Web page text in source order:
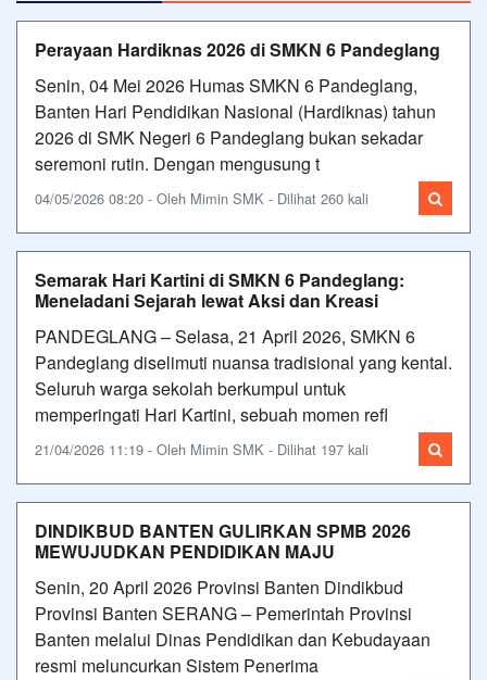
Perayaan Hardiknas 2026 di SMKN 6 Pandeglang
Senin, 04 Mei 2026 Humas SMKN 6 Pandeglang,
Banten Hari Pendidikan Nasional (Hardiknas) tahun
2026 di SMK Negeri 6 Pandeglang bukan sekadar
seremoni rutin. Dengan mengusung t
04/05/2026 08:20 - Oleh Mimin SMK - Dilihat 260 kali
Semarak Hari Kartini di SMKN 6 Pandeglang:
Meneladani Sejarah lewat Aksi dan Kreasi
PANDEGLANG – Selasa, 21 April 2026, SMKN 6
Pandeglang diselimuti nuansa tradisional yang kental.
Seluruh warga sekolah berkumpul untuk
memperingati Hari Kartini, sebuah momen refl
21/04/2026 11:19 - Oleh Mimin SMK - Dilihat 197 kali
DINDIKBUD BANTEN GULIRKAN SPMB 2026
MEWUJUDKAN PENDIDIKAN MAJU
Senin, 20 April 2026 Provinsi Banten Dindikbud
Provinsi Banten SERANG – Pemerintah Provinsi
Banten melalui Dinas Pendidikan dan Kebudayaan
resmi meluncurkan Sistem Penerima